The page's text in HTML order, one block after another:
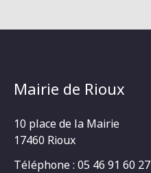
Mairie de Rioux
10 place de la Mairie
17460 Rioux
Téléphone : 05 46 91 60 27